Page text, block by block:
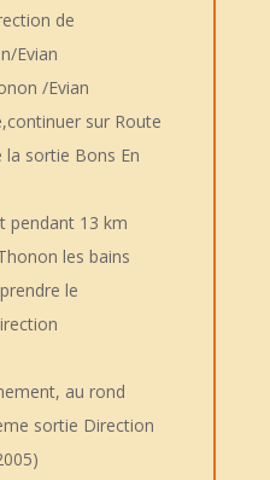
de
Evian
/Evian
sur Route
sortie Bons En
pendant 13 km
les bains
le
au rond
sortie Direction